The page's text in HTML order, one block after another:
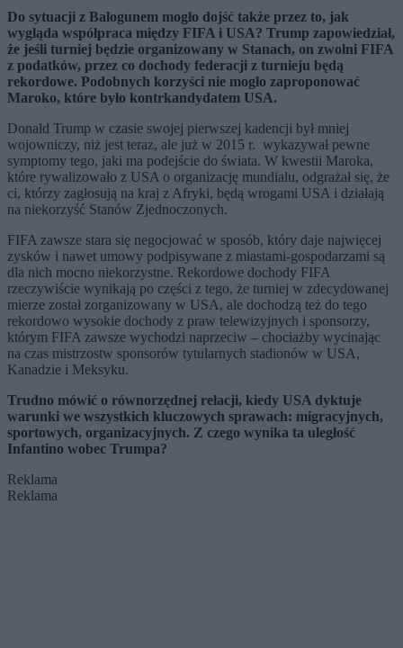
Do sytuacji z Balogunem mogło dojść także przez to, jak
wygląda współpraca między FIFA i USA? Trump zapowiedział,
że jeśli turniej będzie organizowany w Stanach, on zwolni FIFA
z podatków, przez co dochody federacji z turnieju będą
rekordowe. Podobnych korzyści nie mogło zaproponować
Maroko, które było kontrkandydatem USA.
Donald Trump w czasie swojej pierwszej kadencji był mniej
wojowniczy, niż jest teraz, ale już w 2015 r. wykazywał pewne
symptomy tego, jaki ma podejście do świata. W kwestii Maroka,
które rywalizowało z USA o organizację mundialu, odgrażał się, że
ci, którzy zagłosują na kraj z Afryki, będą wrogami USA i działają
na niekorzyść Stanów Zjednoczonych.
FIFA zawsze stara się negocjować w sposób, który daje najwięcej
zysków i nawet umowy podpisywane z miastami-gospodarzami są
dla nich mocno niekorzystne. Rekordowe dochody FIFA
rzeczywiście wynikają po części z tego, że turniej w zdecydowanej
mierze został zorganizowany w USA, ale dochodzą też do tego
rekordowo wysokie dochody z praw telewizyjnych i sponsorzy,
którym FIFA zawsze wychodzi naprzeciw – chociażby wycinając
na czas mistrzostw sponsorów tytularnych stadionów w USA,
Kanadzie i Meksyku.
Trudno mówić o równorzędnej relacji, kiedy USA dyktuje
warunki we wszystkich kluczowych sprawach: migracyjnych,
sportowych, organizacyjnych. Z czego wynika ta uległość
Infantino wobec Trumpa?
Reklama
Reklama